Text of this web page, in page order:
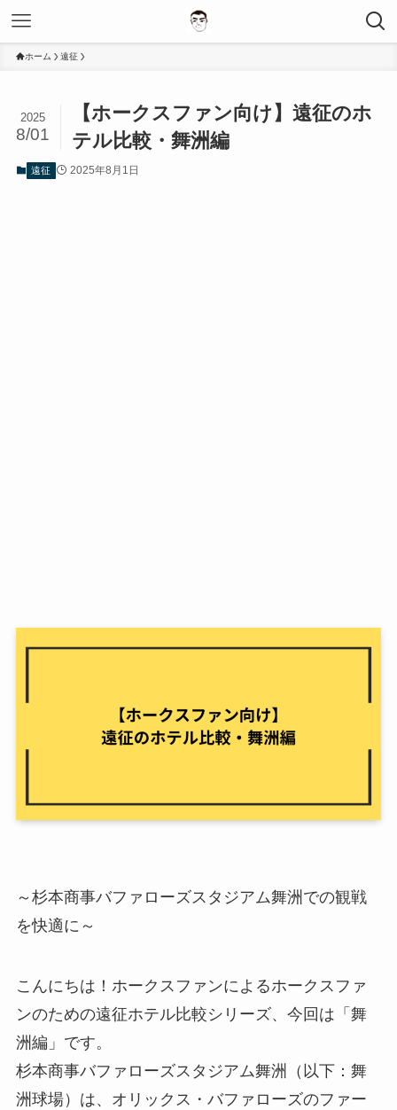
ホーム 遠征
【ホークスファン向け】遠征のホ
テル比較・舞洲編
2025
8/01
遠征 2025年8月1日
～杉本商事バファローズスタジアム舞洲での観戦
を快適に～
こんにちは！ホークスファンによるホークスファ
ンのための遠征ホテル比較シリーズ、今回は「舞
洲編」です。
杉本商事バファローズスタジアム舞洲（以下：舞
洲球場）は、オリックス・バファローズのファー